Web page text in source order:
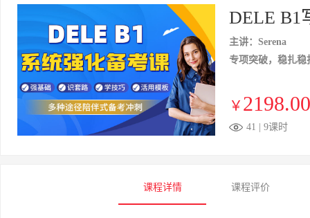
DELE B1
主讲：Serena
专项突破，稳扎稳
￥ 2198.00
41 | 9课时
课程详情 课程评价